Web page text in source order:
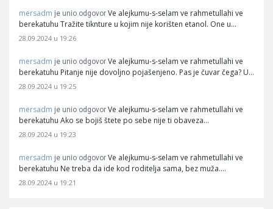
mersadm je unio odgovor Ve alejkumu-s-selam ve rahmetullahi ve
berekatuhu Tražite tiknture u kojim nije korišten etanol. One u…
28.09.2024 u 19:26
mersadm je unio odgovor Ve alejkumu-s-selam ve rahmetullahi ve
berekatuhu Pitanje nije dovoljno pojašenjeno. Pas je čuvar čega? U…
28.09.2024 u 19:25
mersadm je unio odgovor Ve alejkumu-s-selam ve rahmetullahi ve
berekatuhu Ako se bojiš štete po sebe nije ti obaveza…
28.09.2024 u 19:23
mersadm je unio odgovor Ve alejkumu-s-selam ve rahmetullahi ve
berekatuhu Ne treba da ide kod roditelja sama, bez muža.…
28.09.2024 u 19:21